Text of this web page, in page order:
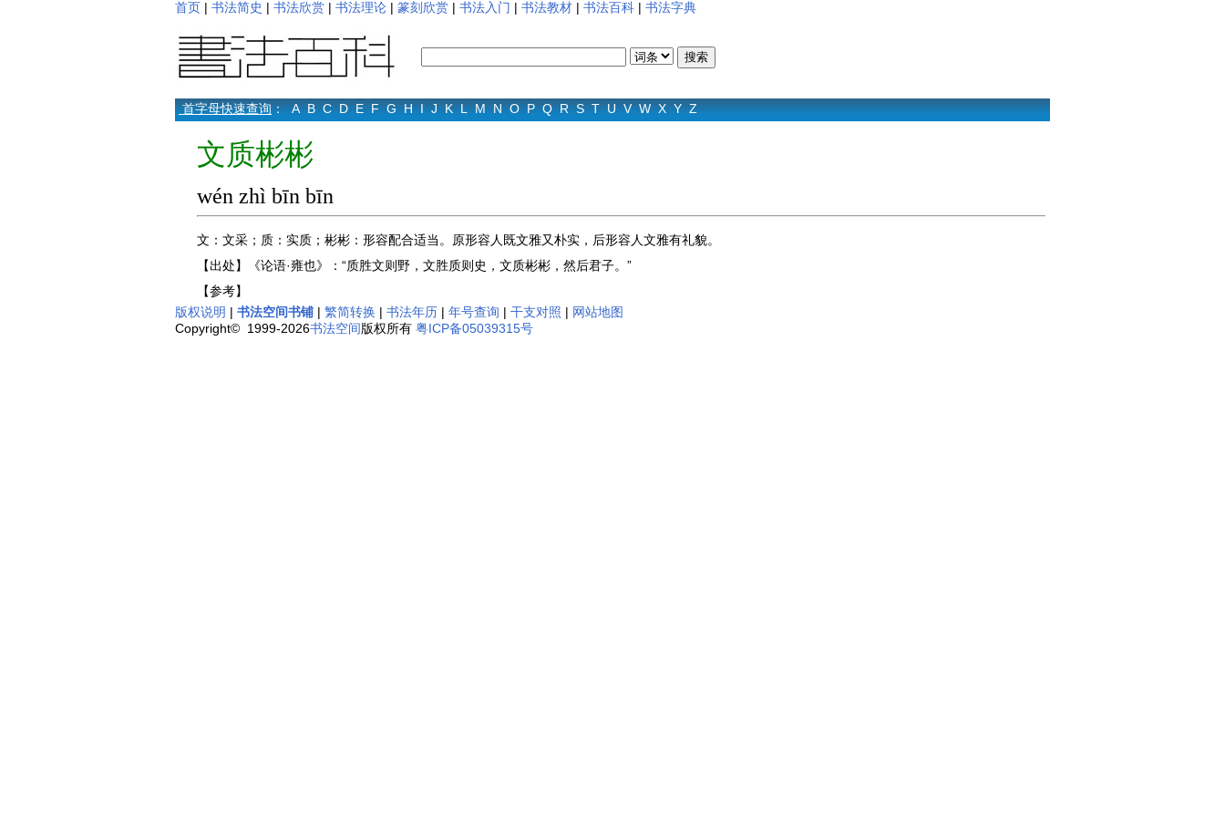
首页 | 书法简史 | 书法欣赏 | 书法理论 | 篆刻欣赏 | 书法入门 | 书法教材 | 书法百科 | 书法字典
首字母快速查询： A B C D E F G H I J K L M N O P Q R S T U V W X Y Z
文质彬彬
wén zhì bīn bīn
文：文采；质：实质；彬彬：形容配合适当。原形容人既文雅又朴实，后形容人文雅有礼貌。
【出处】《论语·雍也》：“质胜文则野，文胜质则史，文质彬彬，然后君子。”
【参考】
版权说明 | 书法空间书铺 | 繁简转换 | 书法年历 | 年号查询 | 干支对照 | 网站地图
Copyright© 1999-2026书法空间版权所有 粤ICP备05039315号